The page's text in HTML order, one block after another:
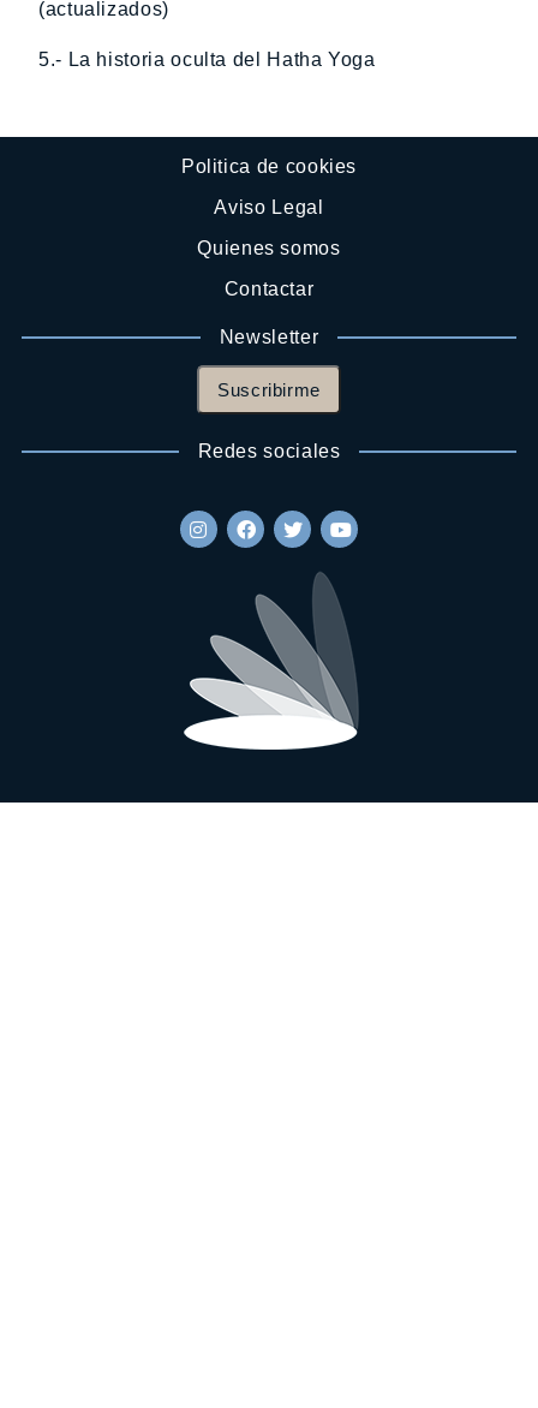
(actualizados)
5.- La historia oculta del Hatha Yoga
Politica de cookies
Aviso Legal
Quienes somos
Contactar
Newsletter
Suscribirme
Redes sociales